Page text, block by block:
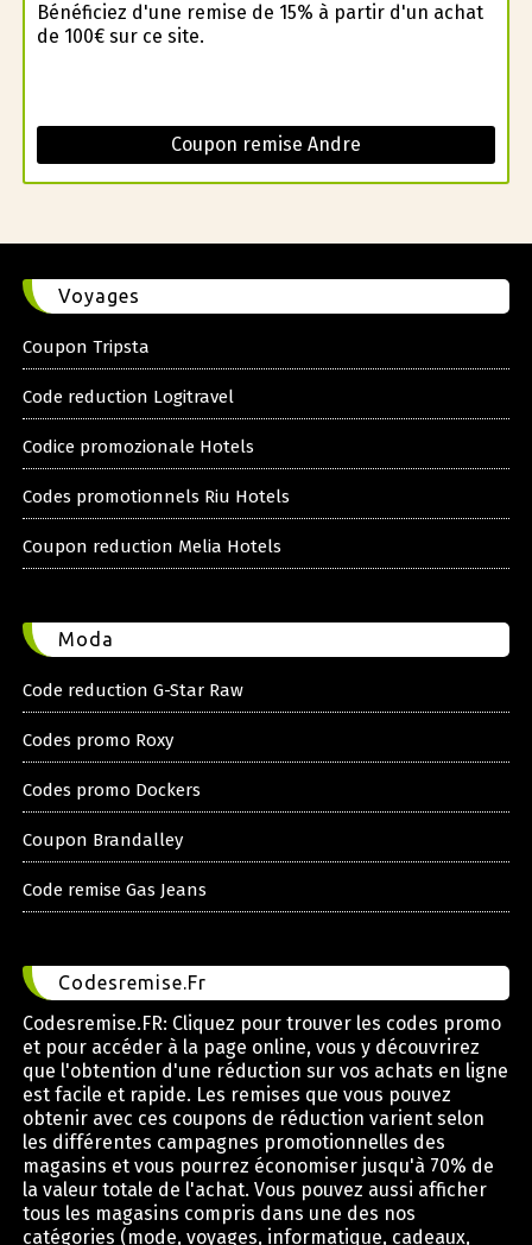
Bénéficiez d'une remise de 15% à partir d'un achat
de 100€ sur ce site.
Coupon remise Andre
Voyages
Coupon Tripsta
Code reduction Logitravel
Codice promozionale Hotels
Codes promotionnels Riu Hotels
Coupon reduction Melia Hotels
Moda
Code reduction G-Star Raw
Codes promo Roxy
Codes promo Dockers
Coupon Brandalley
Code remise Gas Jeans
Codesremise.Fr
Codesremise.FR: Cliquez pour trouver les codes promo
et pour accéder à la page online, vous y découvrirez
que l'obtention d'une réduction sur vos achats en ligne
est facile et rapide. Les remises que vous pouvez
obtenir avec ces coupons de réduction varient selon
les différentes campagnes promotionnelles des
magasins et vous pourrez économiser jusqu'à 70% de
la valeur totale de l'achat. Vous pouvez aussi afficher
tous les magasins compris dans une des nos
catégories (mode, voyages, informatique, cadeaux,